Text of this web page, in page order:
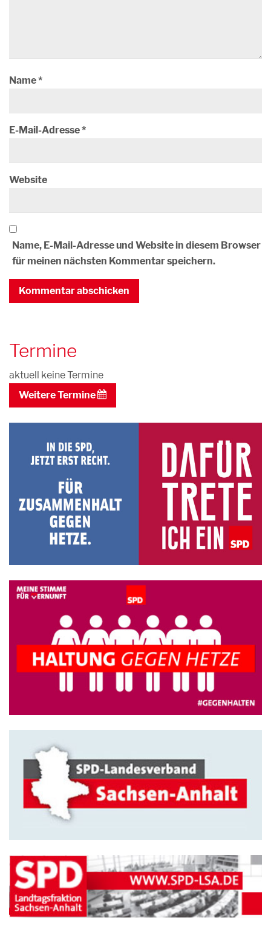
Name*
E-Mail-Adresse*
Website
Name, E-Mail-Adresse und Website in diesem Browser
für meinen nächsten Kommentar speichern.
Termine
aktuell keine Termine
Weitere Termine